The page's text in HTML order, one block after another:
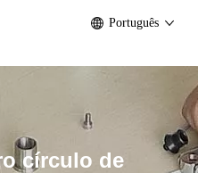
Português
círculo de